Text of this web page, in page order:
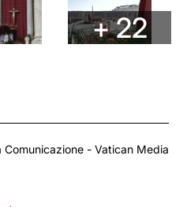
+ 22
- Vatican Media